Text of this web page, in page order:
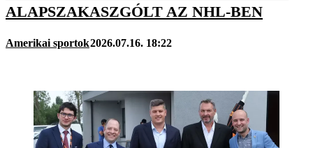
ALAPSZAKASZGÓLT AZ NHL-BEN
Amerikai sportok2026.07.16. 18:22